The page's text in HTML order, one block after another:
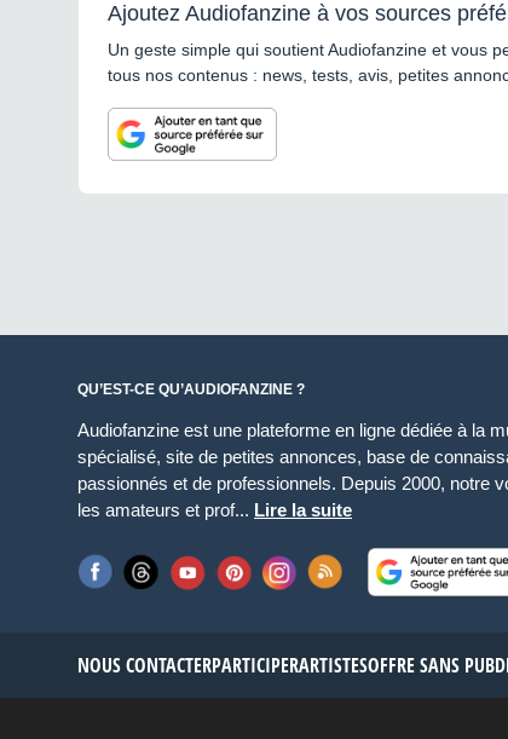
Ajoutez Audiofanzine à vos sources
Un geste simple qui soutient Audiofanzine et vous
tous nos contenus : news, tests, avis, petites
QU’EST-CE QU’AUDIOFANZINE ?
Audiofanzine est une plateforme en ligne dédiée à la
spécialisé, site de petites annonces, base de
passionnés et de professionnels. Depuis 2000, notre
les amateurs et prof... Lire la suite
NOUS CONTACTERPARTICIPERARTISTESOFFRE SANS PUB